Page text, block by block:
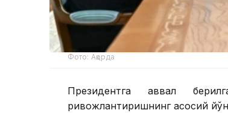
Фото: Ақорда
Президентга аввал
ривожлантиришнинг асосий